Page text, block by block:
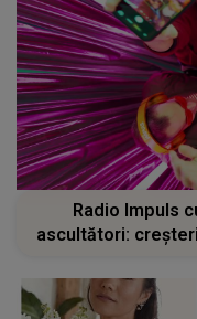
Radio Impuls
ascultători: